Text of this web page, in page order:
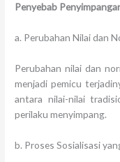
Penyebab
a. Perubahan Nilai dan
Perubahan nilai dan
menjadi pemicu
antara nilai-nilai
perilaku menyimpang.
b. Proses Sosialisasi